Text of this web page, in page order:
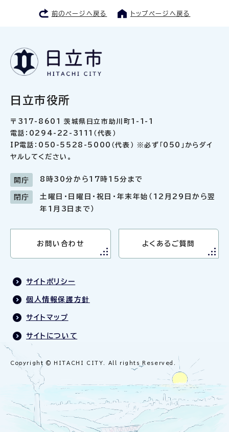
前のページへ戻る トップページへ戻る
日立市役所
〒317-8601 茨城県日立市助川町1-1-1
電話：0294-22-3111（代表）
IP電話：050-5528-5000（代表） ※必ず「050」からダイ
ヤルしてください。
開庁 8時30分から17時15分まで
閉庁
土曜日・日曜日・祝日・年末年始（12月29日から翌
年1月3日まで）
お問い合わせ よくあるご質問
サイトポリシー
個人情報保護方針
サイトマップ
サイトについて
Copyright © HITACHI CITY. All rights Reserved.